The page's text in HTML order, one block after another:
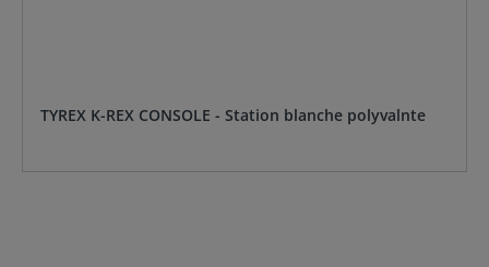
TYREX K-REX CONSOLE - Station blanche polyvalnte